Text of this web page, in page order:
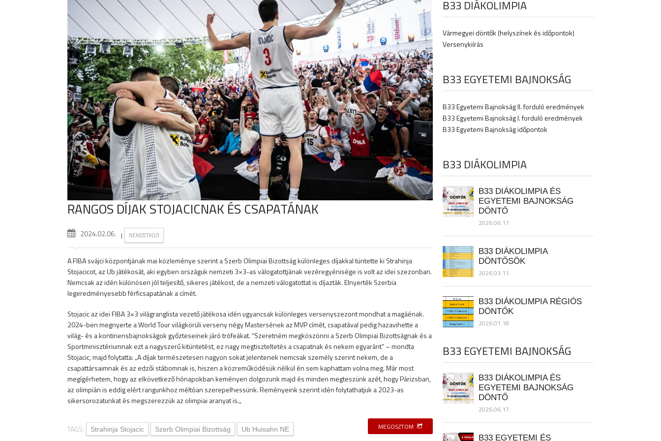
RANGOS DÍJAK STOJACICNAK ÉS CSAPATÁNAK
2024.02.06. | NEMZETKÖZI
A FIBA svájci központjának mai közleménye szerint a Szerb Olimpiai Bizottság különleges díjakkal tüntette ki Strahinja
Stojacicot, az Ub játékosát, aki egyben országuk nemzeti 3×3-as válogatottjának vezéregyénisége is volt az idei szezonban.
Nemcsak az idén különösen jól teljesítő, sikeres játékost, de a nemzeti válogatottat is díjazták. Elnyerték Szerbia
legeredményesebb férficsapatának a címét.
Stojacic az idei FIBA 3×3 világranglista vezető játékosa idén ugyancsak különleges versenyszezont mondhat a magáénak.
2024-ben megnyerte a World Tour világkörüli verseny négy Mastersének az MVP címét, csapatával pedig hazavihette a
világ- és a kontinensbajnokságok győzteseinek járó trófeákat. “Szeretném megköszönni a Szerb Olimpiai Bizottságnak és a
Sportminisztériumnak ezt a nagyszerű kitüntetést, ez nagy megtiszteltetés a csapatnak és nekem egyaránt” – mondta
Stojacic, majd folytatta: „A díjak természetesen nagyon sokat jelentenek nemcsak személy szerint nekem, de a
csapattársaimnak és az edzői stábomnak is, hiszen a közreműködésük nélkül én sem kaphattam volna meg. Már most
megígérhetem, hogy az elkövetkező hónapokban keményen dolgozunk majd és minden megteszünk azét, hogy Párizsban,
az olimpián is eddig elért rangunkhoz méltóan szerepelhessünk. Reményeink szerint idén folytathatjuk a 2023-as
sikersorozatunkat és megszerezzük az olimpiai aranyat is.„
TAGS: Strahinja Stojacic Szerb Olimpiai Bizottság Ub Huisahn NE MEGOSZTOM
B33 DIÁKOLIMPIA
Vármegyei döntők (helyszínek és időpontok)
Versenykiírás
B33 EGYETEMI BAJNOKSÁG
B33 Egyetemi Bajnokság II. forduló eredmények
B33 Egyetemi Bajnokság I. forduló eredmények
B33 Egyetemi Bajnokság időpontok
B33 DIÁKOLIMPIA
B33 DIÁKOLIMPIA ÉS
EGYETEMI BAJNOKSÁG
DÖNTŐ
2026.06.17.
B33 DIÁKOLIMPIA
DÖNTŐSÖK
2026.03.11.
B33 DIÁKOLIMPIA RÉGIÓS
DÖNTŐK
2026.01.18.
B33 EGYETEMI BAJNOKSÁG
B33 DIÁKOLIMPIA ÉS
EGYETEMI BAJNOKSÁG
DÖNTŐ
2026.06.17.
B33 EGYETEMI ÉS